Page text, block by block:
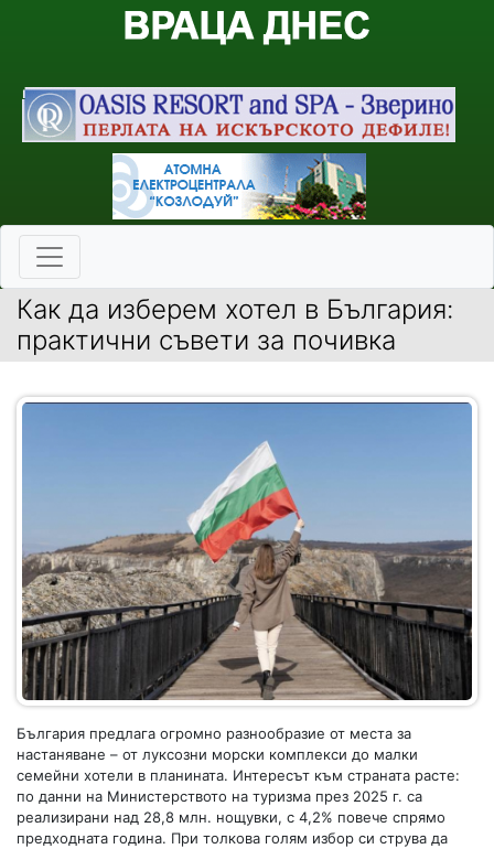
Как да изберем хотел в България:
практични съвети за почивка
България предлага огромно разнообразие от места за
настаняване – от луксозни морски комплекси до малки
семейни хотели в планината. Интересът към страната расте:
по данни на Министерството на туризма през 2025 г. са
реализирани над 28,8 млн. нощувки, с 4,2% повече спрямо
предходната година. При толкова голям избор си струва да